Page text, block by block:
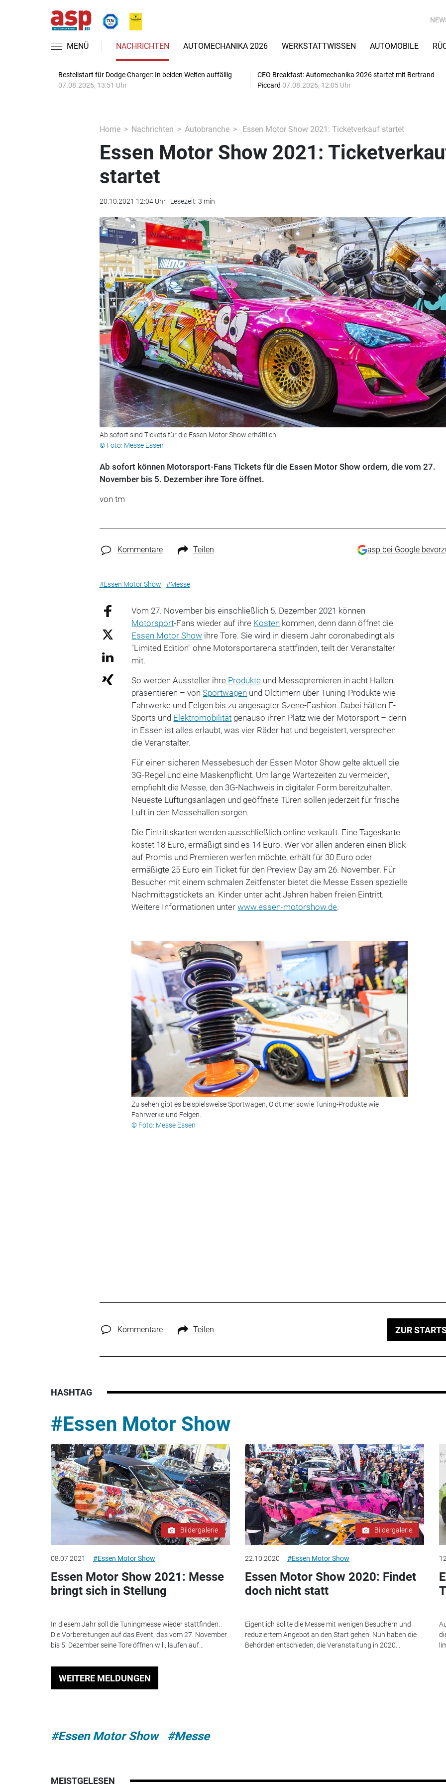
MENÜ NACHRICHTEN AUTOMECHANIKA 2026 WERKSTATTWISSEN AUTOMOBILE
Bestellstart für Dodge Charger: In beiden Welten auffällig
07.08.2026, 13:51 Uhr
CEO Breakfast: Automechanika 2026 startet mit Bertrand
Piccard 07.08.2026, 12:05 Uhr
Home Nachrichten Autobranche Essen Motor Show 2021: Ticketverkauf startet
Essen Motor Show 2021:
startet
20.10.2021 12:04 Uhr | Lesezeit: 3 min
Ab sofort sind Tickets für die Essen Motor Show erhältlich.
© Foto: Messe Essen
Ab sofort können Motorsport-Fans Tickets für die Essen Motor Show ordern, die vom 27.
November bis 5. Dezember ihre Tore öffnet.
von tm
Kommentare Teilen asp bei Google
#Essen Motor Show #Messe
Vom 27. November bis einschließlich 5. Dezember 2021 können
Motorsport-Fans wieder auf ihre Kosten kommen, denn dann öffnet die
Essen Motor Show ihre Tore. Sie wird in diesem Jahr coronabedingt als
"Limited Edition" ohne Motorsportarena stattfínden, teilt der Veranstalter
mit.
So werden Aussteller ihre Produkte und Messepremieren in acht Hallen
präsentieren – vonSportwagen und Oldtimern über Tuning-Produkte wie
Fahrwerke und Felgen bis zu angesagter Szene-Fashion. Dabei hätten E-
Sports und Elektromobilität genauso ihren Platz wie der Motorsport – denn
in Essen ist alles erlaubt, was vier Räder hat und begeistert, versprechen
die Veranstalter.
Für einen sicheren Messebesuch der Essen Motor Show gelte aktuell die
3G-Regel und eine Maskenpflicht. Um lange Wartezeiten zu vermeiden,
empfiehlt die Messe, den 3G-Nachweis in digitaler Form bereitzuhalten.
Neueste Lüftungsanlagen und geöffnete Türen sollen jederzeit für frische
Luft in den Messehallen sorgen.
Die Eintrittskarten werden ausschließlich online verkauft. Eine Tageskarte
kostet 18 Euro, ermäßigt sind es 14 Euro. Wer vor allen anderen einen Blick
auf Promis und Premieren werfen möchte, erhält für 30 Euro oder
ermäßigte 25 Euro ein Ticket für den Preview Day am 26. November. Für
Besucher mit einem schmalen Zeitfenster bietet die Messe Essen spezielle
Nachmittagstickets an. Kinder unter acht Jahren haben freien Eintritt.
Weitere Informationen unterwww.essen-motorshow.de.
Zu sehen gibt es beispielsweise Sportwagen, Oldtimer sowie Tuning-Produkte wie
Fahrwerke und Felgen.
© Foto: Messe Essen
Kommentare Teilen ZUR
HASHTAG
#Essen Motor Show
Bildergalerie
08.07.2021 #Essen Motor Show
Essen Motor Show 2021: Messe
bringt sich in Stellung
In diesem Jahr soll die Tuningmesse wieder stattfinden.
Die Vorbereitungen auf das Event, das vom 27. November
bis 5. Dezember seine Tore öffnen will, laufen auf...
Bildergalerie
22.10.2020 #Essen Motor Show
Essen Motor Show 2020: Findet
doch nicht statt
Eigentlich sollte die Messe mit wenigen Besuchern und
reduziertem Angebot an den Start gehen. Nun haben die
Behörden entschieden, die Veranstaltung in 2020...
WEITERE MELDUNGEN
#Essen Motor Show #Messe
MEISTGELESEN